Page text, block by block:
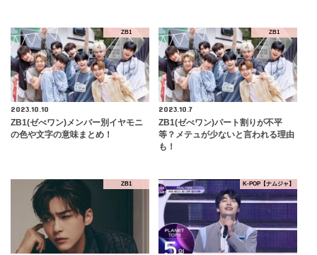
ZB1
2023.10.10
ZB1(ゼべワン)メンバー別イヤモニ
の色や文字の意味まとめ！
ZB1
2023.10.7
ZB1(ゼべワン)パート割りが不平
等？メテュが少ないと言われる理由
も！
ZB1 K-POP【ナムジャ】